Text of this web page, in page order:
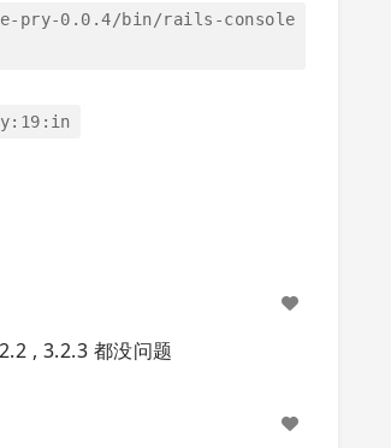
pry-0.0.4/bin/rails-console
, 3.2.3 都没问题